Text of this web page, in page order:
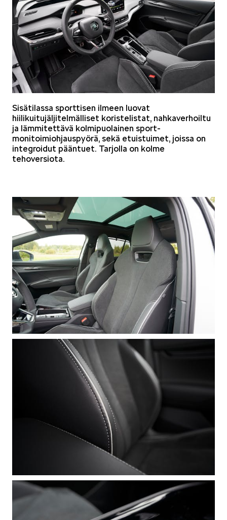
ŠKODA MEDIASSA
SPONSOROINTI & YHTEISTYÖ
RALLI
Mallit
FABIA
OCTAVIA
Sisätilassa sporttisen ilmeen luovat
hiilikuitujäljitelmälliset koristelistat, nahkaverhoiltu
ja lämmitettävä kolmipuolainen sport-
monitoimiohjauspyörä, sekä etuistuimet, joissa on
integroidut pääntuet. Tarjolla on kolme
tehoversiota.